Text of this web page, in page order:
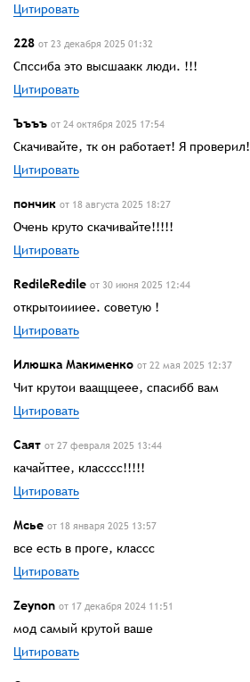
Цитировать
228 от 23 декабря 2025 01:32
Спссиба это высшаакк люди. !!!
Цитировать
Ъъъъ от 24 октября 2025 17:54
Скачивайте, тк он работает! Я проверил!
Цитировать
пончик от 18 августа 2025 18:27
Очень круто скачивайте!!!!!
Цитировать
RedileRedile от 30 июня 2025 12:44
открытоиииее. советую !
Цитировать
Илюшка Макименко от 22 мая 2025 12:37
Чит крутои ваащщеее, спасибб вам
Цитировать
Саят от 27 февраля 2025 13:44
качайттее, класссс!!!!!
Цитировать
Мсье от 18 января 2025 13:57
все есть в проге, классс
Цитировать
Zeynon от 17 декабря 2024 11:51
мод самый крутой ваше
Цитировать